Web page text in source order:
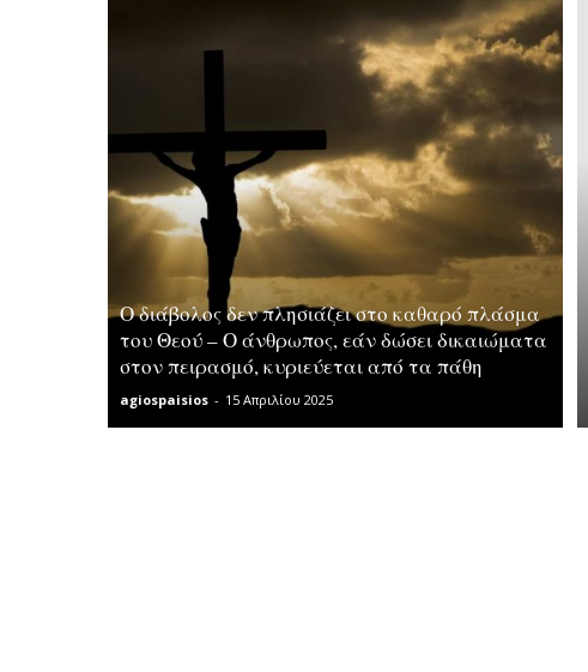
Ο διάβολος δεν πλησιάζει στο καθαρό πλάσμα
του Θεού – Ο άνθρωπος, εάν δώσει δικαιώματα
στον πειρασμό, κυριεύεται από τα πάθη
agiospaisios - 15 Απριλίου 2025